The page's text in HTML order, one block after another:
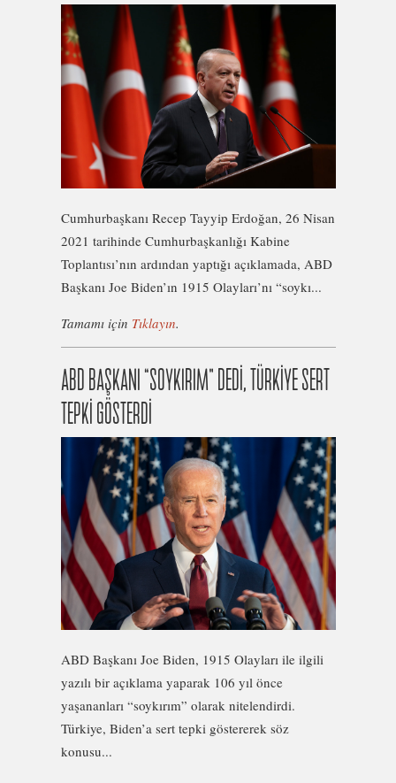
Cumhurbaşkanı Recep Tayyip Erdoğan, 26 Nisan
2021 tarihinde Cumhurbaşkanlığı Kabine
Toplantısı’nın ardından yaptığı açıklamada, ABD
Başkanı Joe Biden’ın 1915 Olayları’nı “soykı...
Tamamı için Tıklayın.
ABD BAŞKANI “SOYKIRIM” DEDİ, TÜRKİYE SERT
TEPKİ GÖSTERDİ
ABD Başkanı Joe Biden, 1915 Olayları ile ilgili
yazılı bir açıklama yaparak 106 yıl önce
yaşananları “soykırım” olarak nitelendirdi.
Türkiye, Biden’a sert tepki göstererek söz
konusu...